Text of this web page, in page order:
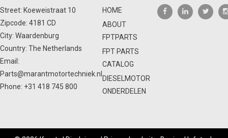
Street: Koeweistraat 10
Zipcode: 4181 CD
City: Waardenburg
Country: The Netherlands
Email:
Parts@marantmotortechniek.nl
Phone: +31 418 745 800
HOME
ABOUT
FPTPARTS
FPT PARTS
CATALOG
DIESELMOTOR
ONDERDELEN